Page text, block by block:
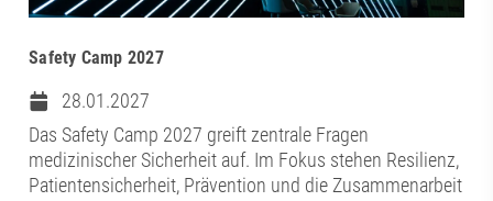
Safety Camp 2027
28.01.2027
Das Safety Camp 2027 greift zentrale Fragen
medizinischer Sicherheit auf. Im Fokus stehen Resilienz,
Patientensicherheit, Prävention und die Zusammenarbeit